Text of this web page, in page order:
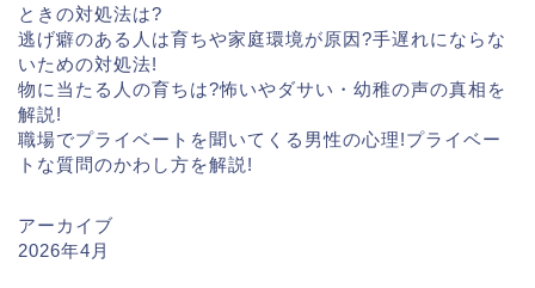
ときの対処法は?
逃げ癖のある人は育ちや家庭環境が原因?手遅れにならな
いための対処法!
物に当たる人の育ちは?怖いやダサい・幼稚の声の真相を
解説!
職場でプライベートを聞いてくる男性の心理!プライベー
トな質問のかわし方を解説!
アーカイブ
2026年4月